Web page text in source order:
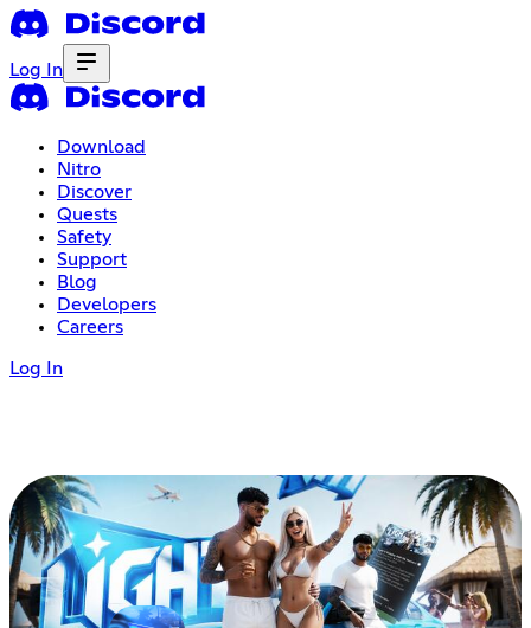
Log In
Download
Nitro
Discover
Quests
Safety
Support
Blog
Developers
Careers
Log In